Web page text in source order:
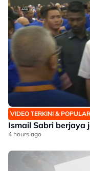
VIDEO TERKINI & POPULAR
Ismail Sabri berjaya
4 hours ago